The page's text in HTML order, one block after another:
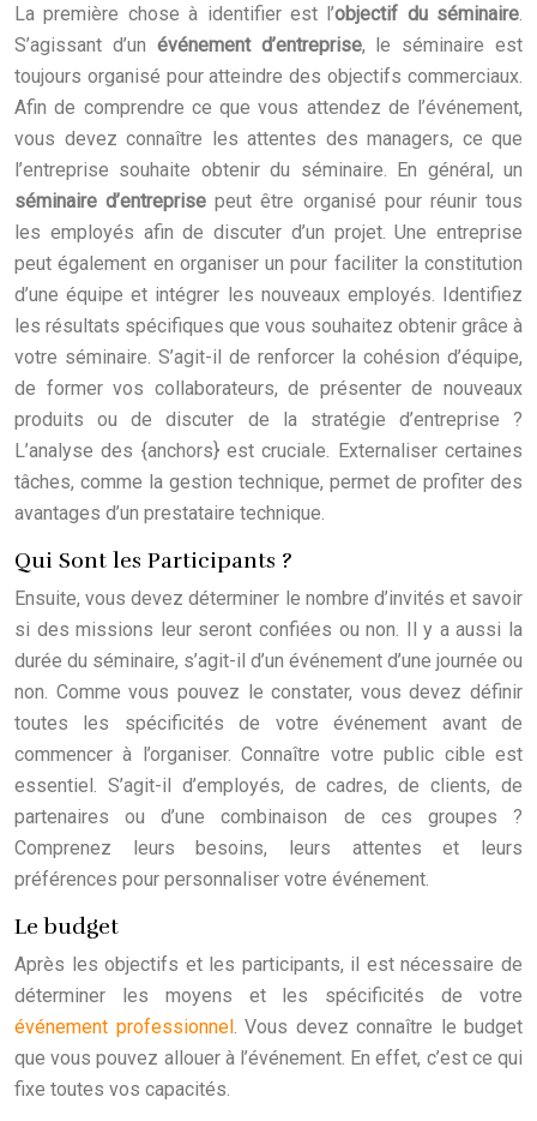
La première chose à identifier est l’objectif du séminaire.
S’agissant d’un événement d’entreprise, le séminaire est
toujours organisé pour atteindre des objectifs commerciaux.
Afin de comprendre ce que vous attendez de l’événement,
vous devez connaître les attentes des managers, ce que
l’entreprise souhaite obtenir du séminaire. En général, un
séminaire d’entreprise peut être organisé pour réunir tous
les employés afin de discuter d’un projet. Une entreprise
peut également en organiser un pour faciliter la constitution
d’une équipe et intégrer les nouveaux employés. Identifiez
les résultats spécifiques que vous souhaitez obtenir grâce à
votre séminaire. S’agit-il de renforcer la cohésion d’équipe,
de former vos collaborateurs, de présenter de nouveaux
produits ou de discuter de la stratégie d’entreprise ?
L’analyse des {anchors} est cruciale. Externaliser certaines
tâches, comme la gestion technique, permet de profiter des
avantages d’un prestataire technique.
Qui Sont les Participants ?
Ensuite, vous devez déterminer le nombre d’invités et savoir
si des missions leur seront confiées ou non. Il y a aussi la
durée du séminaire, s’agit-il d’un événement d’une journée ou
non. Comme vous pouvez le constater, vous devez définir
toutes les spécificités de votre événement avant de
commencer à l’organiser. Connaître votre public cible est
essentiel. S’agit-il d’employés, de cadres, de clients, de
partenaires ou d’une combinaison de ces groupes ?
Comprenez leurs besoins, leurs attentes et leurs
préférences pour personnaliser votre événement.
Le budget
Après les objectifs et les participants, il est nécessaire de
déterminer les moyens et les spécificités de votre
événement professionnel. Vous devez connaître le budget
que vous pouvez allouer à l’événement. En effet, c’est ce qui
fixe toutes vos capacités.